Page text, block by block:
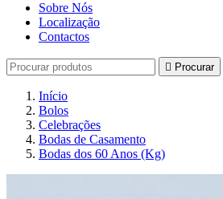
Sobre Nós
Localização
Contactos
 Procurar
Início
Bolos
Celebrações
Bodas de Casamento
Bodas dos 60 Anos (Kg)